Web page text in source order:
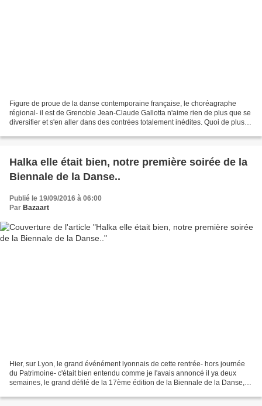
Figure de proue de la danse contemporaine française, le choréagraphe
régional- il est de Grenoble Jean-Claude Gallotta n'aime rien de plus que se
diversifier et s'en aller dans des contrées totalement inédites. Quoi de plus
Halka elle était bien, notre première soirée de la
Biennale de la Danse..
Publié le 19/09/2016 à 06:00
Par Bazaart
Hier, sur Lyon, le grand événément lyonnais de cette rentrée- hors journée
du Patrimoine- c'était bien entendu comme je l'avais annoncé il ya deux
semaines, le grand défilé de la 17ème édition de la Biennale de la Danse,